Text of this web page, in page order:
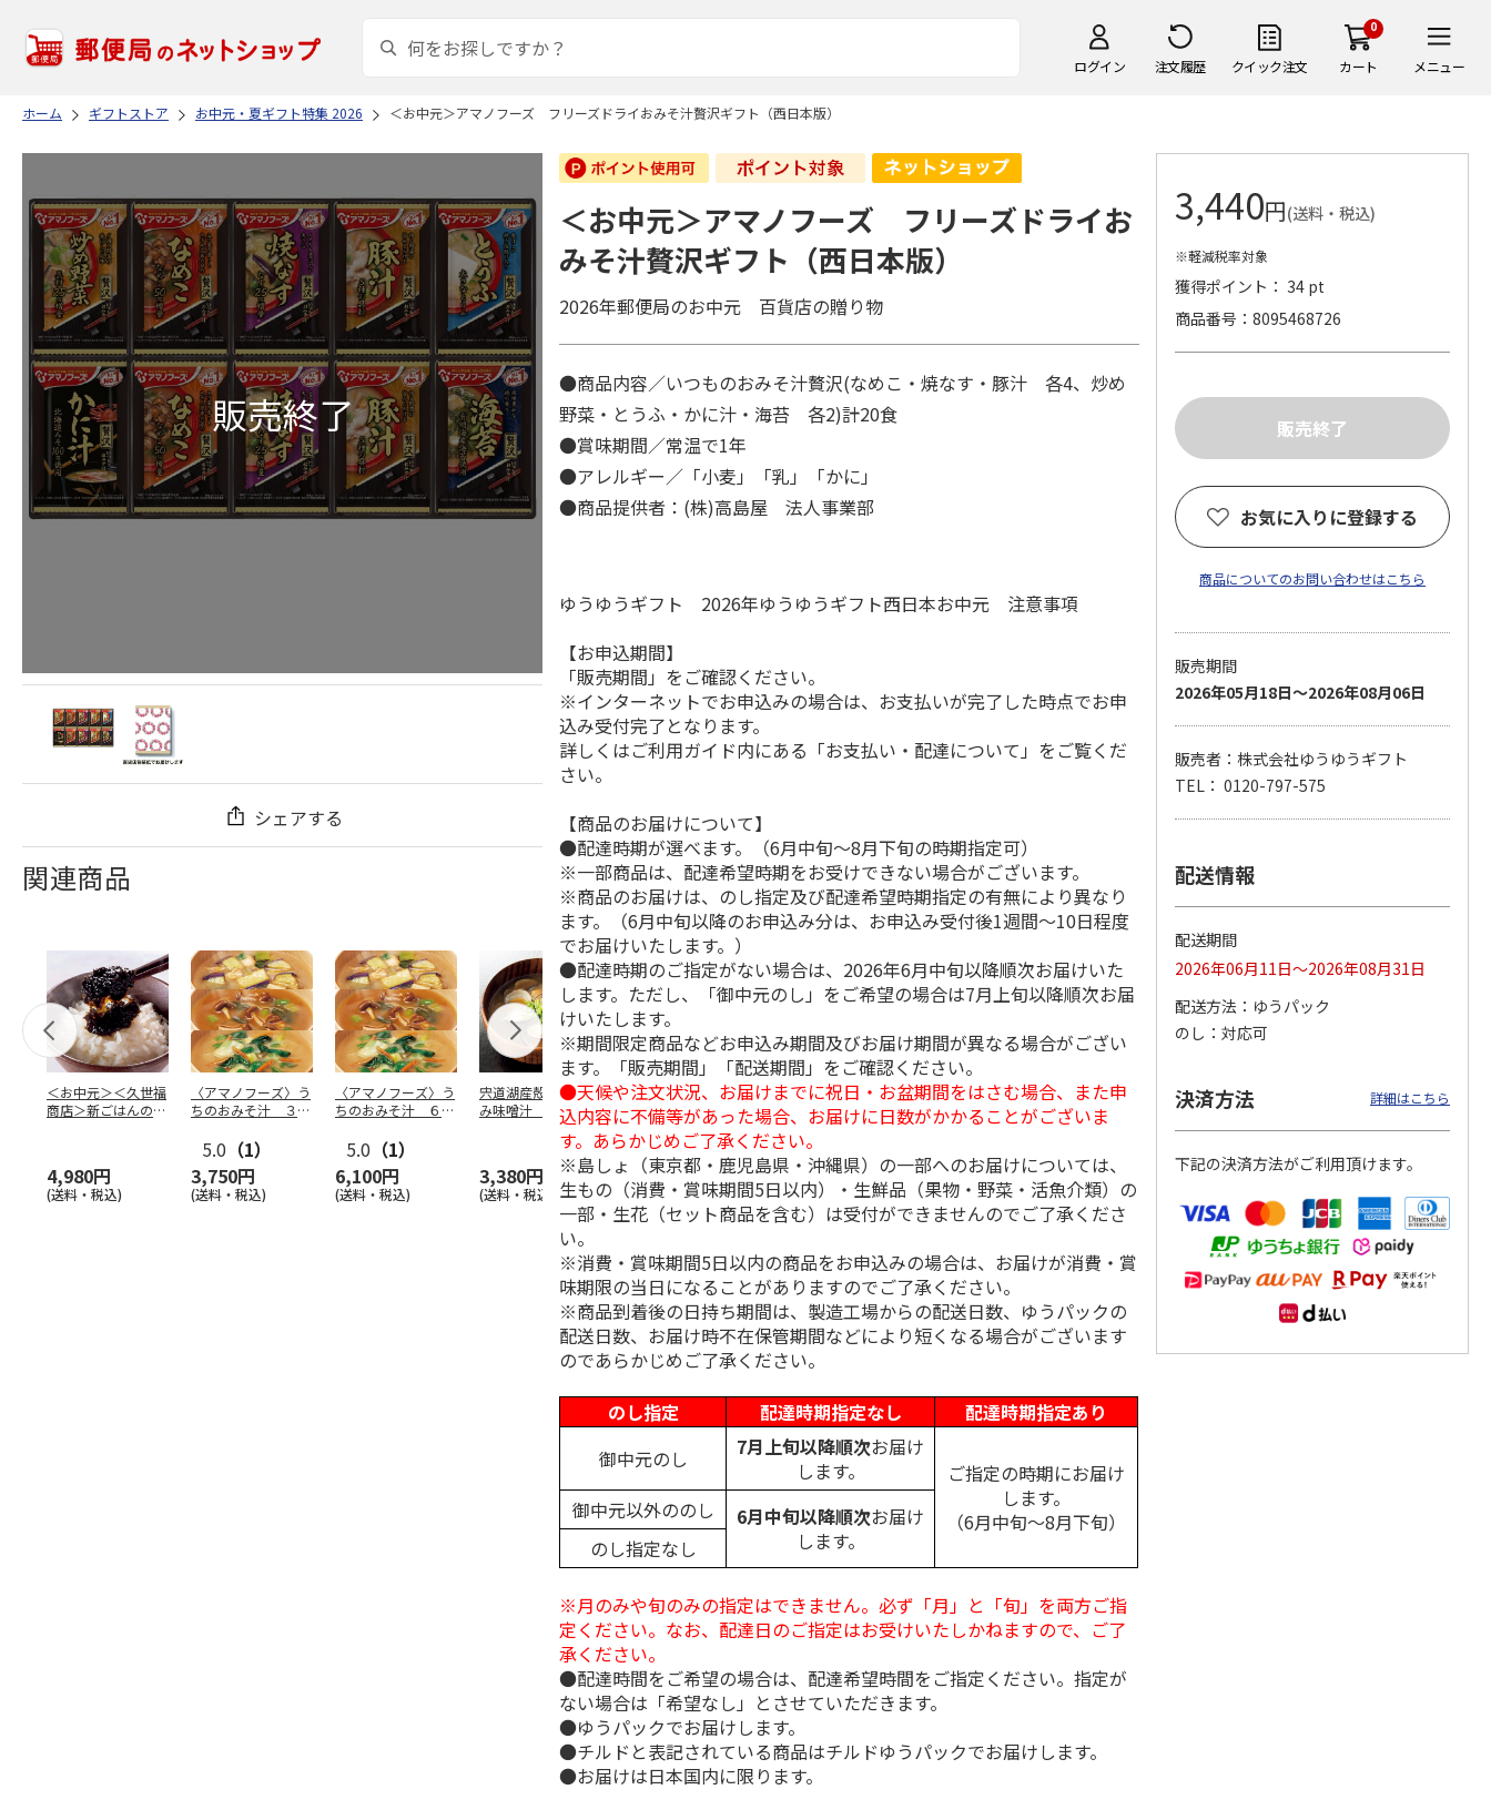
ログイン 注文履歴 クイック注文
0
カート メニュー
ホーム ギフトストア お中元・夏ギフト特集 2026 ＜お中元＞アマノフーズ フリーズドライおみそ汁贅沢ギフト（西日本版）
シェアする
関連商品
＜お中元＞＜久世福
商店＞新ごはんのお
4,980円
(送料・税込)
〈アマノフーズ〉う
ちのおみそ汁 ３０
5.0 （1）
3,750円
(送料・税込)
〈アマノフーズ〉う
ちのおみそ汁 ６０
5.0 （1）
6,100円
(送料・税込)
宍道湖産殻付きしじ
み味噌汁 １０食入
3,380円
(送料・税込)
アマノフーズ「減塩
いつものおみそ汁 5
種セット プラス1」
…
4,999円
(送料・税込)
宍道湖産殻付きしじ
み味噌汁 ２０食入
（徳用）
5,280円
(送料・税込)
＜お中元＞信州さら
しな味噌Ａ
2,900円
(送料・税込)
マルコメ・宝幸 フ
リーズドライ味噌
汁・スープ詰合せ
3,560円
(送料・税込)
健美の里 極だし味
噌汁１１食詰合せ
【弔事用】
4,650円
フリーズドライお味
噌汁・スープ詰合せ
【慶事用】
5,730円
(送料・税込)
＜お中元＞アマノフーズ フリーズドライお
みそ汁贅沢ギフト（西日本版）
2026年郵便局のお中元 百貨店の贈り物
●商品内容／いつものおみそ汁贅沢(なめこ・焼なす・豚汁 各4、炒め
野菜・とうふ・かに汁・海苔 各2)計20食
●賞味期間／常温で1年
●アレルギー／「小麦」「乳」「かに」
●商品提供者：(株)高島屋 法人事業部
ゆうゆうギフト 2026年ゆうゆうギフト西日本お中元 注意事項
【お申込期間】
「販売期間」をご確認ください。
※インターネットでお申込みの場合は、お支払いが完了した時点でお申
込み受付完了となります。
詳しくはご利用ガイド内にある「お支払い・配達について」をご覧くだ
さい。
【商品のお届けについて】
●配達時期が選べます。（6月中旬～8月下旬の時期指定可）
※一部商品は、配達希望時期をお受けできない場合がございます。
※商品のお届けは、のし指定及び配達希望時期指定の有無により異なり
ます。（6月中旬以降のお申込み分は、お申込み受付後1週間～10日程度
でお届けいたします。）
●配達時期のご指定がない場合は、2026年6月中旬以降順次お届けいた
します。ただし、「御中元のし」をご希望の場合は7月上旬以降順次お届
けいたします。
※期間限定商品などお申込み期間及びお届け期間が異なる場合がござい
ます。「販売期間」「配送期間」をご確認ください。
●天候や注文状況、お届けまでに祝日・お盆期間をはさむ場合、また申
込内容に不備等があった場合、お届けに日数がかかることがございま
す。あらかじめご了承ください。
※島しょ（東京都・鹿児島県・沖縄県）の一部へのお届けについては、
生もの（消費・賞味期間5日以内）・生鮮品（果物・野菜・活魚介類）の
一部・生花（セット商品を含む）は受付ができませんのでご了承くださ
い。
※消費・賞味期間5日以内の商品をお申込みの場合は、お届けが消費・賞
味期限の当日になることがありますのでご了承ください。
※商品到着後の日持ち期間は、製造工場からの配送日数、ゆうパックの
配送日数、お届け時不在保管期間などにより短くなる場合がございます
のであらかじめご了承ください。
のし指定
配達時期指定なし
配達時期指定あり
御中元のし
7月上旬以降順次お届け
します。
ご指定の時期にお届け
します。
（6月中旬～8月下旬）
御中元以外ののし 6月中旬以降順次お届け
します。
のし指定なし
※月のみや旬のみの指定はできません。必ず「月」と「旬」を両方ご指
定ください。なお、配達日のご指定はお受けいたしかねますので、ご了
承ください。
●配達時間をご希望の場合は、配達希望時間をご指定ください。指定が
ない場合は「希望なし」とさせていただきます。
●ゆうパックでお届けします。
●チルドと表記されている商品はチルドゆうパックでお届けします。
●お届けは日本国内に限ります。
3,440円(送料・税込)
※軽減税率対象
獲得ポイント： 34 pt
商品番号
8095468726
お気に入りに登録する
商品についてのお問い合わせはこちら
販売期間
2026年05月18日～2026年08月06日
販売者：株式会社ゆうゆうギフト
TEL： 0120-797-575
配送情報
配送期間
2026年06月11日～2026年08月31日
配送方法
ゆうパック
のし
対応可
決済方法 詳細はこちら
下記の決済方法がご利用頂けます。